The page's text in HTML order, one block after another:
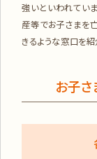
強いといわれてい
産等でお子さまを
きるような窓口を紹
お子